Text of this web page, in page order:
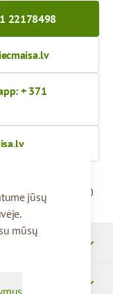
jūsų
mūsų
22178498
+ 371
09:00 - 17:00